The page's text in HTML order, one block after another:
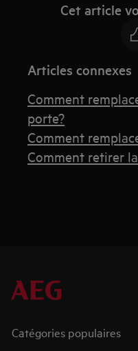
Cet article
Articles connexes
Comment
porte?
Comment
Comment retirer
Catégories populaires